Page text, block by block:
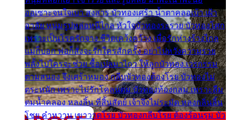
ออเซาะจนใจเบา สงสาร บัวทองเศร้า น้ำตาคลอเบ้า เฝ้า
อาลัย หนุ่มรูปหล่อหนีไกล หัวใจบัวทองระรวย บัวทองโศก
เพราะเป็นโรครักจาง ชีวิตเคว้งคว้าง เมื่อรักห่างร้างไกล
แม่ก็บอก พ่อก็สั่งจะรักใครสักครั้ง อย่าไปหวังความรวย
พลั้งไปใครจะช่วย ซื้อเปลมาไกว ให้ลูกบัวทอง เวรกรรม
ตามสนอง จึงเศร้าหมอง กลีบบัวทองต้องโรย บัวทองไม่
ตระหนัก เพราะไม่รักโคลนตม บัวทองท้องกลม เพราะลืม
ตมน้ำคลอง หลงลิ้น ที่สิ้นสัตย์ เจ้าจึงไม่ระมัด หลงกลิ่นลิ้น
โชย คำหวาน เขาวาดโรย บัวทองกลีบโรย ต้องร้อนรุม บัว